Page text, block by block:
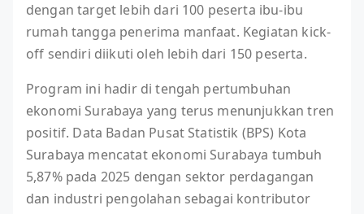
dengan target lebih dari 100 peserta ibu-ibu
rumah tangga penerima manfaat. Kegiatan kick-
off sendiri diikuti oleh lebih dari 150 peserta.
Program ini hadir di tengah pertumbuhan
ekonomi Surabaya yang terus menunjukkan tren
positif. Data Badan Pusat Statistik (BPS) Kota
Surabaya mencatat ekonomi Surabaya tumbuh
5,87% pada 2025 dengan sektor perdagangan
dan industri pengolahan sebagai kontributor